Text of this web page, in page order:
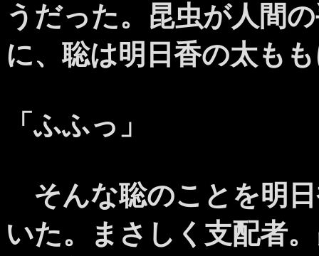
うだった。昆虫が人間
に、聡は明日香の太も
「ふふっ」
そんな聡のことを明
いた。まさしく支配者